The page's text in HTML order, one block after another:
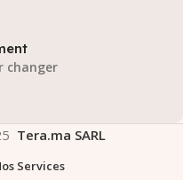
changer
Tera.ma SARL
Services